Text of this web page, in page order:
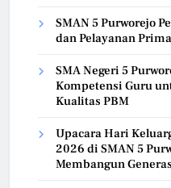
SMAN 5 Purworejo
dan Pelayanan
SMA Negeri 5
Kompetensi Guru
Kualitas PBM
Upacara Hari
2026 di SMAN 5
Membangun